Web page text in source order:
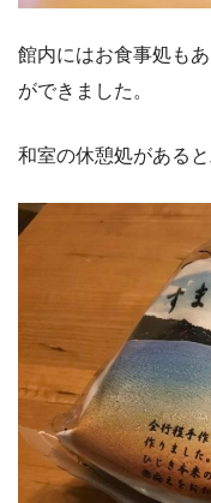
館内にはお食事処も
ができました。
和室の休憩処があると